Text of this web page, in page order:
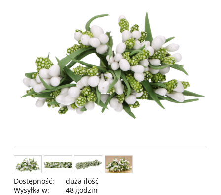
Dostępność:
duża ilość
Wysyłka w:
48 godzin